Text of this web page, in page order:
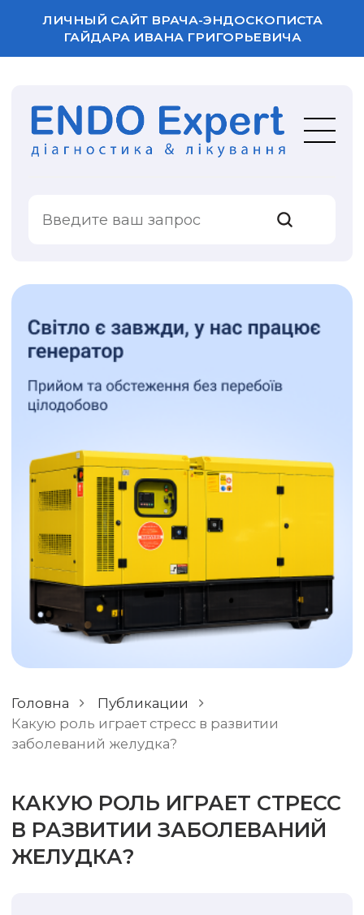
ЛИЧНЫЙ САЙТ ВРАЧА-ЭНДОСКОПИСТА
ГАЙДАРА ИВАНА ГРИГОРЬЕВИЧА
УСЛУГИ
РАЗНОЕ
Головна
Публикации
Какую роль играет стресс в развитии
заболеваний желудка?
КАКУЮ РОЛЬ ИГРАЕТ СТРЕСС
В РАЗВИТИИ ЗАБОЛЕВАНИЙ
ЖЕЛУДКА?
ОСТАВИТЬ ОТЗЫВ